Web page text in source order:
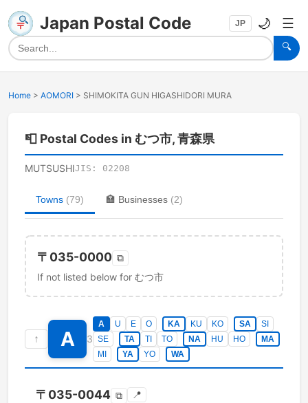
Japan Postal Code
🔍
JP 🌙 ☰
Home > AOMORI > SHIMOKITA GUN HIGASHIDORI MURA
📮 Postal Codes in むつ市, 青森県
MUTSUSHIJIS: 02208
Towns (79) 🏣 Businesses (2)
〒 035-0000 ⧉
If not listed below for むつ市
↑ A 3
A U E O KA KU KO SA
SI
SE
TA TI TO NA HU HO
MA
MI
YA YO WA
〒 035-0044 ⧉ 📍